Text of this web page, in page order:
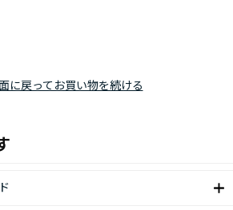
に戻ってお買い物を続ける